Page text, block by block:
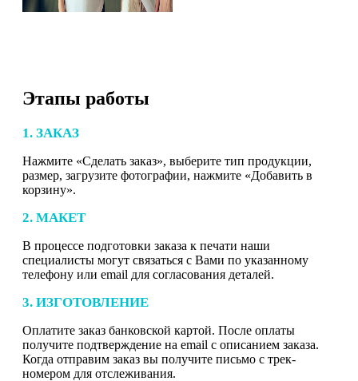
Этапы работы
1. ЗАКАЗ
Нажмите «Сделать заказ», выберите тип продукции,
размер, загрузите фотографии, нажмите «Добавить в
корзину».
2. МАКЕТ
В процессе подготовки заказа к печати наши
специалисты могут связаться с Вами по указанному
телефону или email для согласования деталей.
3. ИЗГОТОВЛЕНИЕ
Оплатите заказ банковской картой. После оплаты
получите подтверждение на email с описанием заказа.
Когда отправим заказ вы получите письмо с трек-
номером для отслеживания.